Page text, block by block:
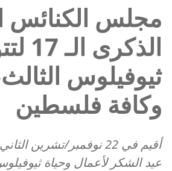
مجلس الكنائس
ثيوفيلوس
وكافة فلسطين
أقيم في 22 نوفمبر/
عيد الشكر لأعمال وحياة